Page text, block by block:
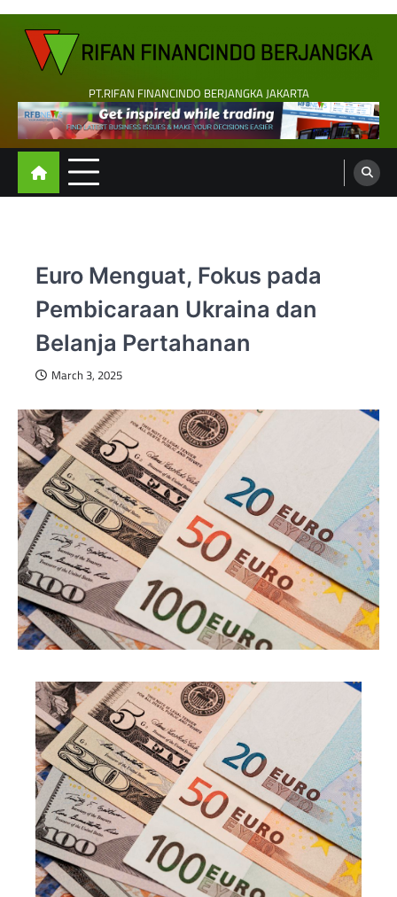
Skip
content
PT.RIFAN FINANCINDO BERJANGKA JAKARTA
Euro Menguat, Fokus pada
Pembicaraan Ukraina dan
Belanja Pertahanan
March 3, 2025